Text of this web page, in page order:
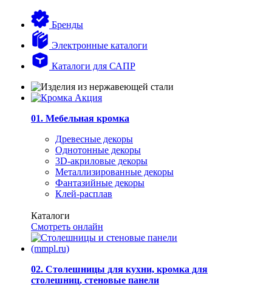
Бренды
Электронные каталоги
Каталоги для САПР
01. Мебельная кромка
Древесные декоры
Однотонные декоры
3D-акриловые декоры
Металлизированные декоры
Фантазийные декоры
Клей-расплав
Каталоги
Смотреть онлайн
02. Столешницы для кухни, кромка для
столешниц, стеновые панели